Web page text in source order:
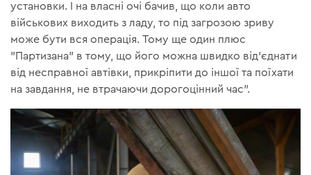
установки. І на власні очі бачив, що коли авто
військових виходить з ладу, то під загрозою зриву
може бути вся операція. Тому ще один плюс
"Партизана" в тому, що його можна швидко від'єднати
від несправної автівки, прикріпити до іншої та поїхати
на завдання, не втрачаючи дорогоцінний час”.